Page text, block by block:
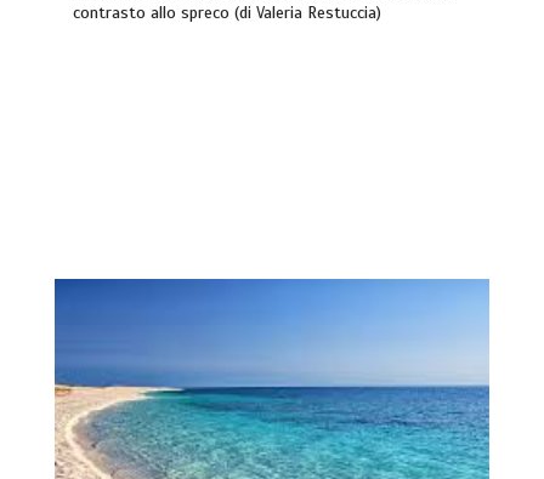
contrasto allo spreco (di Valeria Restuccia)